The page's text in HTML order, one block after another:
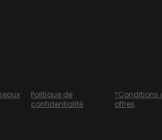
Politique de
confidentialité
*Conditions
offres